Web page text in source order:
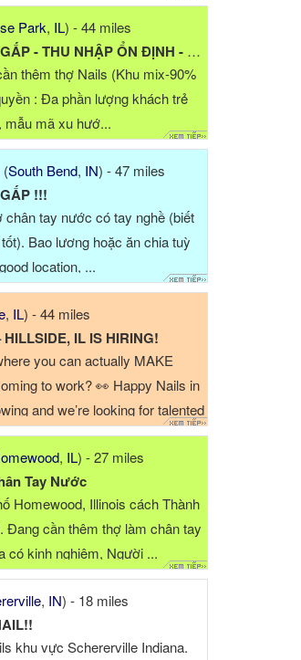
Park, IL) - 44 miles
NHẬP ỔN ĐỊNH - KHÔNG DRAMA
thêm thợ Nails (Khu mix-90%
: Đa phần lượng khách trẻ
mẫu mã xu hướ...
(South Bend, IN) - 47 miles
!!!
chân tay nước có tay nghề (biết
Bao lương hoặc ăn chia tuỳ
location, ...
, IL) - 44 miles
IL IS HIRING!
you can actually MAKE
to work? 👀 Happy Nails in
and we’re looking for talented
✨ We’re hiring: * Acrylic/ Gel
, IL) - 27 miles
Tay Nước
Homewood, Illinois cách Thành
Đang cần thêm thợ làm chân tay
có kinh nghiệm, Người ...
, IN) - 18 miles
khu vực Schererville Indiana.